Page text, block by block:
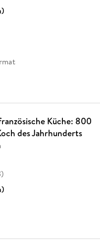
Küche: 800
des Jahrhunderts
)